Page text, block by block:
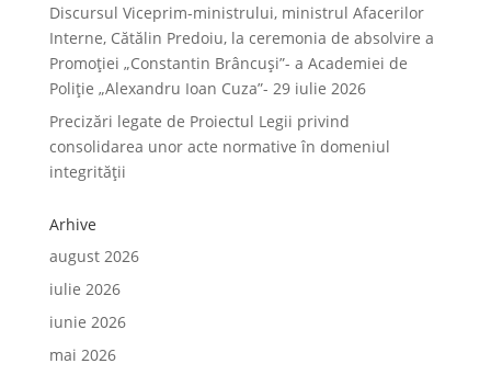
Discursul Viceprim-ministrului, ministrul Afacerilor
Interne, Cătălin Predoiu, la ceremonia de absolvire a
Promoției „Constantin Brâncuși”- a Academiei de
Poliție „Alexandru Ioan Cuza”- 29 iulie 2026
Precizări legate de Proiectul Legii privind
consolidarea unor acte normative în domeniul
integrității
Arhive
august 2026
iulie 2026
iunie 2026
mai 2026